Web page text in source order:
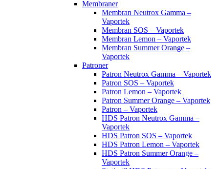
Membraner
Membran Neutrox Gamma –
Vaportek
Membran SOS – Vaportek
Membran Lemon – Vaportek
Membran Summer Orange –
Vaportek
Patroner
Patron Neutrox Gamma – Vaportek
Patron SOS – Vaportek
Patron Lemon – Vaportek
Patron Summer Orange – Vaportek
Patron – Vaportek
HDS Patron Neutrox Gamma –
Vaportek
HDS Patron SOS – Vaportek
HDS Patron Lemon – Vaportek
HDS Patron Summer Orange –
Vaportek